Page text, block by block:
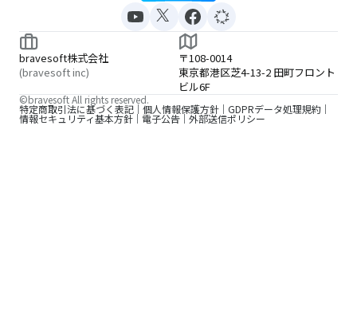
bravesoft株式会社
(bravesoft inc)
〒108-0014
東京都港区芝4-13-2 田町フロント
ビル6F
特定商取引法に基づく表記 個人情報保護方針 GDPRデータ処理規約
情報セキュリティ基本方針 電子公告 外部送信ポリシー
©bravesoft All rights reserved.